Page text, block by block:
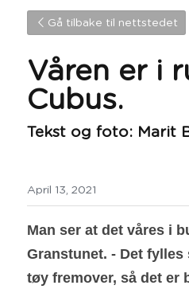
Gå tilbake til nettstedet
Våren er i
Cubus.
Tekst og foto: Marit
April 13, 2021
Man ser at det våres i
Granstunet. - Det
tøy fremover, så det er